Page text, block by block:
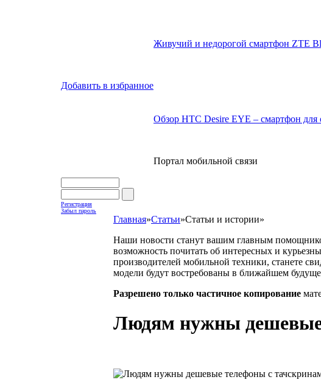
Добавить в избранное
Живучий и недорогой смартфон ZTE
Обзор HTC Desire EYE – смартфон для
Портал мобильной связи
Регистрация
Забыл пароль
Главная»Статьи»Статьи и истории»
Наши новости станут вашим главным
возможность почитать об интересных и
производителей мобильной техники, станете
модели будут востребованы в ближайшем
Разрешено только частичное копирование
Людям нужны дешевые